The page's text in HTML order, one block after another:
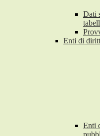
Dati
Enti di
Enti